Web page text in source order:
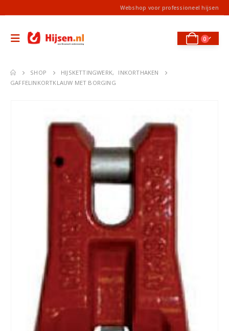
Webshop voor professioneel hijsen
0
SHOP HIJSKETTINGWERK,
INKORTHAKEN
GAFFELINKORTKLAUW MET BORGING